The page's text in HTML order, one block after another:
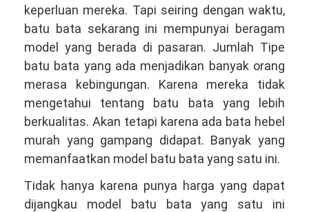
keperluan mereka. Tapi seiring dengan waktu,
batu bata sekarang ini mempunyai beragam
model yang berada di pasaran. Jumlah Tipe
batu bata yang ada menjadikan banyak orang
merasa kebingungan. Karena mereka tidak
mengetahui tentang batu bata yang lebih
berkualitas. Akan tetapi karena ada bata hebel
murah yang gampang didapat. Banyak yang
memanfaatkan model batu bata yang satu ini.
Tidak hanya karena punya harga yang dapat
dijangkau model batu bata yang satu ini